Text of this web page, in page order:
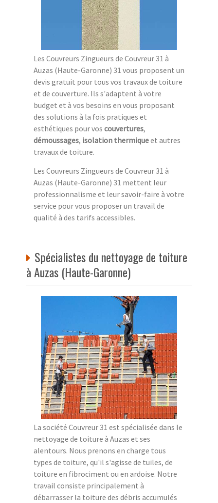
Les Couvreurs Zingueurs de Couvreur 31 à
Auzas (Haute-Garonne) 31 vous proposent un
devis gratuit pour tous vos travaux de toiture
et de couverture. Ils s'adaptent à votre
budget et à vos besoins en vous proposant
des solutions à la fois pratiques et
esthétiques pour vos couvertures,
démoussages, isolation thermiqueet autres
travaux de toiture.
Les Couvreurs Zingueurs de Couvreur 31 à
Auzas (Haute-Garonne) 31 mettent leur
professionnalisme et leur savoir-faire à votre
service pour vous proposer un travail de
qualité à des tarifs accessibles.
Spécialistes du nettoyage de toiture
à Auzas (Haute-Garonne)
La société Couvreur 31 est spécialisée dans le
nettoyage de toiture à Auzas et ses
alentours. Nous prenons en charge tous
types de toiture, qu'il s'agisse de tuiles, de
toiture en fibrociment ou en ardoise. Notre
travail consiste principalement à
débarrasser la toiture des débris accumulés